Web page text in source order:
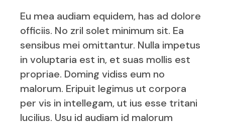
Eu mea audiam equidem, has ad dolore
officiis. No zril solet minimum sit. Ea
sensibus mei omittantur. Nulla impetus
in voluptaria est in, et suas mollis est
propriae. Doming vidiss eum no
malorum. Eripuit legimus ut corpora
per vis in intellegam, ut ius esse tritani
lucilius. Usu id audiam id malorum